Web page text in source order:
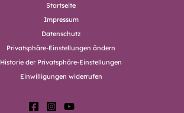
Startseite
Impressum
Datenschutz
Privatsphäre-Einstellungen ändern
Historie der Privatsphäre-Einstellungen
Einwilligungen widerrufen